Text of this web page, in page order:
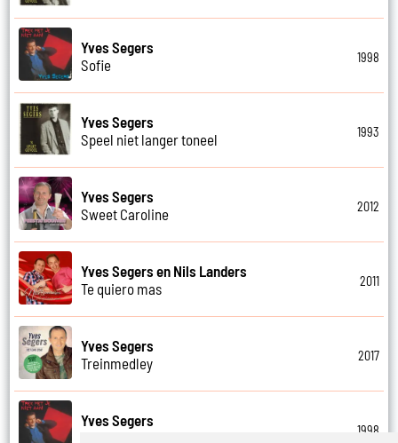
Yves Segers
Sofie
1998
Yves Segers
Speel niet langer toneel
1993
Yves Segers
Sweet Caroline
2012
Yves Segers en Nils Landers
Te quiero mas
2011
Yves Segers
Treinmedley
2017
Yves Segers
1998